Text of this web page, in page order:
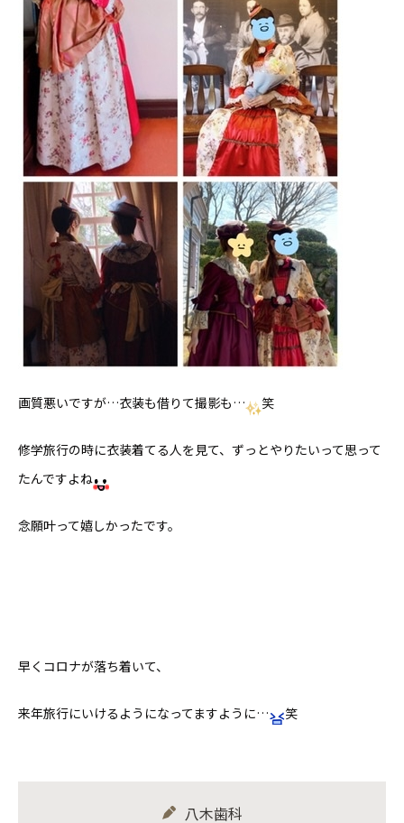
画質悪いですが…衣装も借りて撮影も… 笑
修学旅行の時に衣装着てる人を見て、ずっとやりたいって思って
たんですよね
念願叶って嬉しかったです。
早くコロナが落ち着いて、
来年旅行にいけるようになってますように… 笑
八木歯科